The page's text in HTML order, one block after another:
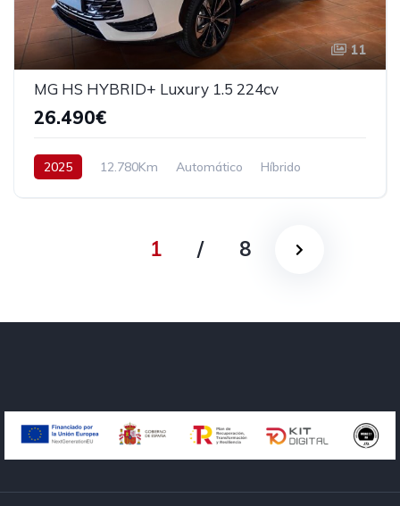
11
MG HS HYBRID+ Luxury 1.5 224cv
26.490€
2025 12.780Km Automático
Híbrido
1 / 8